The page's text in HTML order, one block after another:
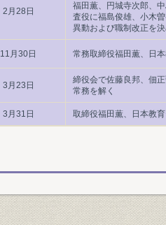
2月28日
福田薫、円城寺次郎、
査役に福島俊雄、小木
異動および職制改正を
11月30日 常務取締役福田薫、日
3月23日
締役会で佐藤良邦、佃
常務を解く
3月31日 取締役福田薫、日本教